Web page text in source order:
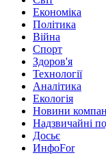
Економіка
Політика
Війна
Спорт
Здоров'я
Технології
Аналітика
Екологія
Новини
Надзвичайні
Досьє
ИнфоFor